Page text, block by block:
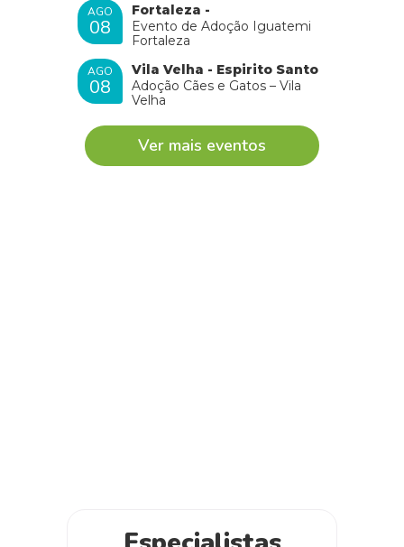
AGO
08
Fortaleza -
Evento de Adoção Iguatemi
Fortaleza
AGO
08
Vila Velha - Espirito Santo
Adoção Cães e Gatos – Vila
Velha
Ver mais eventos